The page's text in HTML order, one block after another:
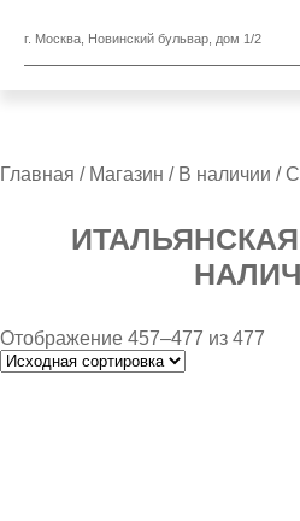
г. Москва, Новинский бульвар, дом 1/2
Главная / Магазин / В наличии /
Отображение 457–477 из 477